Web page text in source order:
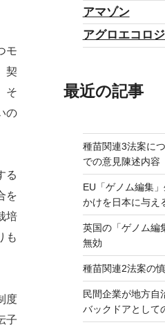
モ
契
そ
の
る
を
培
も
度
子
アマゾン
アグロエコロ
最近の記事
種苗関連3法案に
での意見陳述内容
EU「ゲノム編集
かけを日本に与え
英国の「ゲノム編
無効
種苗関連2法案の
民間企業が地方自
バックドアとして